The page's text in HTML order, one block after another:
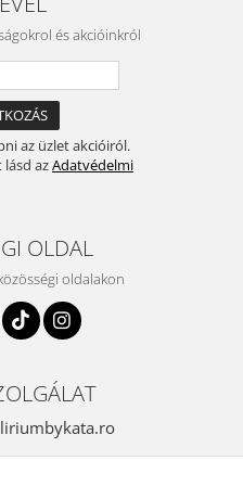
és akcióinkról
az üzlet akcióiról.
azAdatvédelmi
OLDAL
oldalakon